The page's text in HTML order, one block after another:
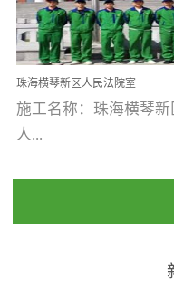
内空气治理项目东莞美
雅致酒店 东莞美豪
致酒店是为中高端人士
珠海横琴新区人民法院室
内除甲醛空气治理项目
施工名称：珠海横琴新
人...
民法院室内除甲醛空
保施工日期：2020年1